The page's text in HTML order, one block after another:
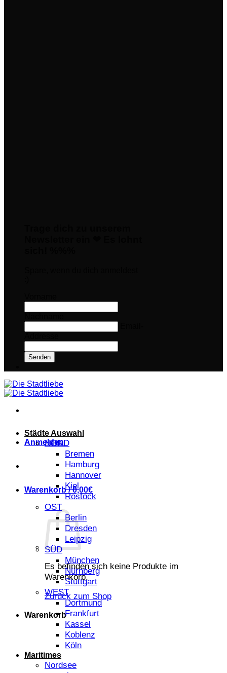
Senden
Anmelden
Warenkorb /0,00€
Es befinden sich keine Produkte im
Warenkorb.
Zurück zum Shop
Warenkorb
Städte Auswahl
NORD
Bremen
Hamburg
Hannover
Kiel
Rostock
OST
Berlin
Dresden
Leipzig
SÜD
München
Nürnberg
Stuttgart
WEST
Dortmund
Frankfurt
Kassel
Koblenz
Köln
Maritimes
Nordsee